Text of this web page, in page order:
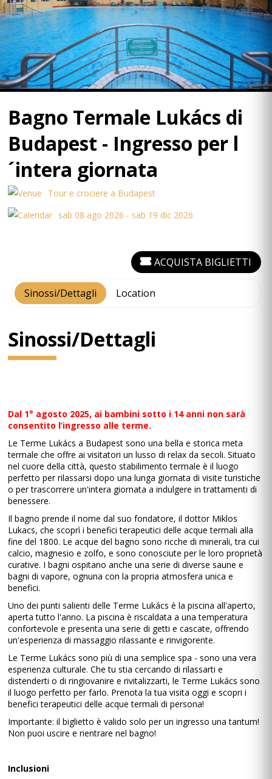
Bagno Termale Lukács di
Budapest - Ingresso per l
´intera giornata
Tour e crociere a Budapest
sab 08 ago 2026 - sab 19 dic 2026
Sinossi/Dettagli Location
ACQUISTA BIGLIETTI
Sinossi/Dettagli
Dal 1° agosto 2025, ai bambini sotto i 14 anni non sarà
consentito l’ingresso alle terme.
Le Terme Lukács a Budapest sono una bella e storica meta
termale che offre ai visitatori un lusso di relax da secoli. Situato
nel cuore della città, questo stabilimento termale è il luogo
perfetto per rilassarsi dopo una lunga giornata di visite turistiche
o per trascorrere un'intera giornata a indulgere in trattamenti di
benessere.
Il bagno prende il nome dal suo fondatore, il dottor Miklos
Lukacs, che scoprì i benefici terapeutici delle acque termali alla
fine del 1800. Le acque del bagno sono ricche di minerali, tra cui
calcio, magnesio e zolfo, e sono conosciute per le loro proprietà
curative. I bagni ospitano anche una serie di diverse saune e
bagni di vapore, ognuna con la propria atmosfera unica e
benefici.
Uno dei punti salienti delle Terme Lukács è la piscina all'aperto,
aperta tutto l'anno. La piscina è riscaldata a una temperatura
confortevole e presenta una serie di getti e cascate, offrendo
un'esperienza di massaggio rilassante e rinvigorente.
Le Terme Lukács sono più di una semplice spa - sono una vera
esperienza culturale. Che tu stia cercando di rilassarti e
distenderti o di ringiovanire e rivitalizzarti, le Terme Lukács sono
il luogo perfetto per farlo. Prenota la tua visita oggi e scopri i
benefici terapeutici delle acque termali di persona!
Importante: il biglietto è valido solo per un ingresso una tantum!
Non puoi uscire e rientrare nel bagno!
Inclusioni